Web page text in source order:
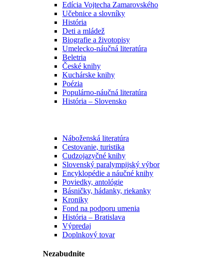
Edícia Vojtecha Zamarovského
Učebnice a slovníky
História
Deti a mládež
Biografie a životopisy
Umelecko-náučná literatúra
Beletria
České knihy
Kuchárske knihy
Poézia
Populárno-náučná literatúra
História – Slovensko
Náboženská literatúra
Cestovanie, turistika
Cudzojazyčné knihy
Slovenský paralympijský výbor
Encyklopédie a náučné knihy
Poviedky, antológie
Básničky, hádanky, riekanky
Kroniky
Fond na podporu umenia
História – Bratislava
Výpredaj
Doplnkový tovar
Nezabudnite